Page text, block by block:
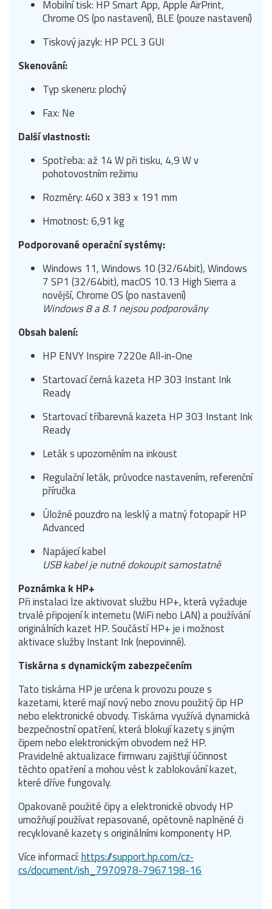
Mobilní tisk: HP Smart App, Apple AirPrint,
Chrome OS (po nastavení), BLE (pouze nastavení)
Tiskový jazyk: HP PCL 3 GUI
Skenování:
Typ skeneru: plochý
Fax: Ne
Další vlastnosti:
Spotřeba: až 14 W při tisku, 4,9 W v
pohotovostním režimu
Rozměry: 460 x 383 x 191 mm
Hmotnost: 6,91 kg
Podporované operační systémy:
Windows 11, Windows 10 (32/64bit), Windows
7 SP1 (32/64bit), macOS 10.13 High Sierra a
novější, Chrome OS (po nastavení)
Windows 8 a 8.1 nejsou podporovány
Obsah balení:
HP ENVY Inspire 7220e All-in-One
Startovací černá kazeta HP 303 Instant Ink
Ready
Startovací tříbarevná kazeta HP 303 Instant Ink
Ready
Leták s upozorněním na inkoust
Regulační leták, průvodce nastavením, referenční
příručka
Úložné pouzdro na lesklý a matný fotopapír HP
Advanced
Napájecí kabel
USB kabel je nutné dokoupit samostatně
Poznámka k HP+
Při instalaci lze aktivovat službu HP+, která vyžaduje
trvalé připojení k internetu (WiFi nebo LAN) a používání
originálních kazet HP. Součástí HP+ je i možnost
aktivace služby Instant Ink (nepovinné).
Tiskárna s dynamickým zabezpečením
Tato tiskárna HP je určena k provozu pouze s
kazetami, které mají nový nebo znovu použitý čip HP
nebo elektronické obvody. Tiskárna využívá dynamická
bezpečnostní opatření, která blokují kazety s jiným
čipem nebo elektronickým obvodem než HP.
Pravidelné aktualizace firmwaru zajišťují účinnost
těchto opatření a mohou vést k zablokování kazet,
které dříve fungovaly.
Opakovaně použité čipy a elektronické obvody HP
umožňují používat repasované, opětovně naplněné či
recyklované kazety s originálními komponenty HP.
Více informací:https://support.hp.com/cz-
cs/document/ish_7970978-7967198-16